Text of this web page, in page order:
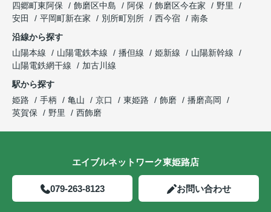
四郷町東阿保
飾磨区中島 阿保 飾磨区今在家
野里
安田
平岡町新在家 別所町別所 西今宿
南条
沿線から探す
山陽本線
山陽電鉄本線 播但線 姫新線
山陽新幹線
山陽電鉄網干線
加古川線
駅から探す
姫路
手柄 亀山 京口 東姫路 飾磨
播磨高岡
英賀保
野里 西飾磨
エイブルネットワーク東姫路店
079-263-8123 お問い合わせ